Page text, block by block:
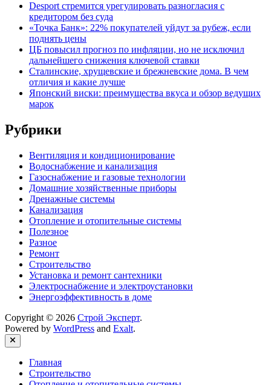
Desport стремится урегулировать разногласия с
кредитором без суда
«Точка Банк»: 22% покупателей уйдут за рубеж, если
поднять цены
ЦБ повысил прогноз по инфляции, но не исключил
дальнейшего снижения ключевой ставки
Сталинские, хрущевские и брежневские дома. В чем
отличия и какие лучше
Японский виски: преимущества вкуса и обзор ведущих
марок
Рубрики
Вентиляция и кондиционирование
Водоснабжение и канализация
Газоснабжение и газовые технологии
Домашние хозяйственные приборы
Дренажные системы
Канализация
Отопление и отопительные системы
Полезное
Разное
Ремонт
Строительство
Установка и ремонт сантехники
Электроснабжение и электроустановки
Энергоэффективность в доме
Copyright © 2026 Строй Эксперт.
Powered by WordPress and Exalt.
Close
Главная
Строительство